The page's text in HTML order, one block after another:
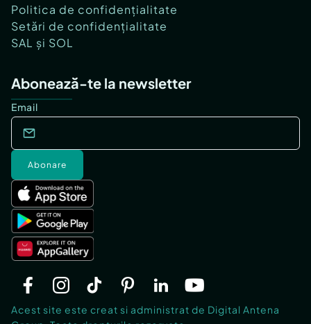
Politica de confidențialitate
Setări de confidențialitate
SAL și SOL
Abonează-te la newsletter
Email
Abonare
Acest site este creat si administrat de Digital Antena